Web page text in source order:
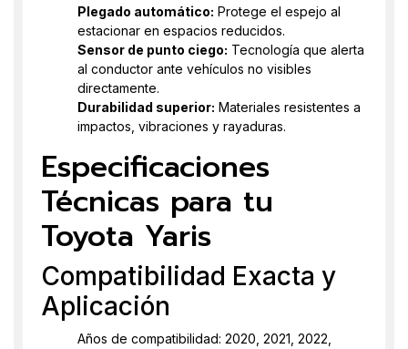
Plegado automático: Protege el espejo al
estacionar en espacios reducidos.
Sensor de punto ciego: Tecnología que alerta
al conductor ante vehículos no visibles
directamente.
Durabilidad superior: Materiales resistentes a
impactos, vibraciones y rayaduras.
Especificaciones
Técnicas para tu
Toyota Yaris
Compatibilidad Exacta y
Aplicación
Años de compatibilidad: 2020, 2021, 2022,